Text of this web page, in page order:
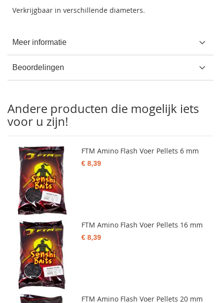
Verkrijgbaar in verschillende diameters.
Meer informatie
Beoordelingen
Andere producten die mogelijk iets
voor u zijn!
FTM Amino Flash Voer Pellets 6 mm
€ 8,39
FTM Amino Flash Voer Pellets 16 mm
€ 8,39
FTM Amino Flash Voer Pellets 20 mm